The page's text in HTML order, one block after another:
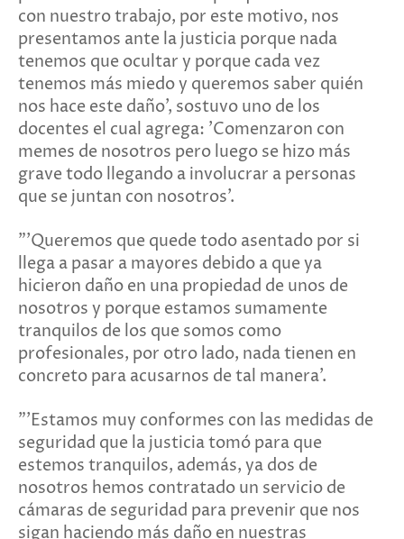
con nuestro trabajo, por este motivo, nos
presentamos ante la justicia porque nada
tenemos que ocultar y porque cada vez
tenemos más miedo y queremos saber quién
nos hace este daño', sostuvo uno de los
docentes el cual agrega: 'Comenzaron con
memes de nosotros pero luego se hizo más
grave todo llegando a involucrar a personas
que se juntan con nosotros'.
"'Queremos que quede todo asentado por si
llega a pasar a mayores debido a que ya
hicieron daño en una propiedad de unos de
nosotros y porque estamos sumamente
tranquilos de los que somos como
profesionales, por otro lado, nada tienen en
concreto para acusarnos de tal manera'.
"'Estamos muy conformes con las medidas de
seguridad que la justicia tomó para que
estemos tranquilos, además, ya dos de
nosotros hemos contratado un servicio de
cámaras de seguridad para prevenir que nos
sigan haciendo más daño en nuestras